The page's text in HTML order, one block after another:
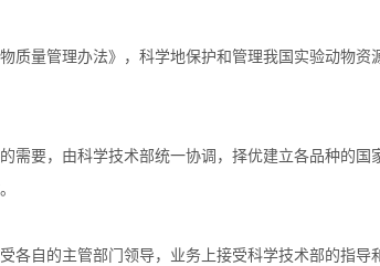
量管理办法》，科学地保护和管理我国实验动物资
要，由科学技术部统一协调，择优建立各品种的国
自的主管部门领导，业务上接受科学技术部的指导